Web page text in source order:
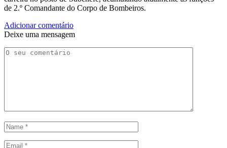
de 2.º Comandante do Corpo de Bombeiros.
Adicionar comentário
Deixe uma mensagem